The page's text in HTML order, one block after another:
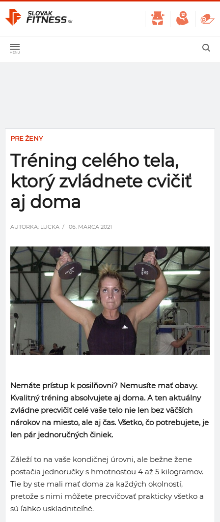
PRE ŽENY
Tréning celého tela,
ktorý zvládnete cvičiť
aj doma
AUTORKA: LUCKA / 06. MARCA 2021
Nemáte prístup k posilňovni? Nemusíte mať obavy.
Kvalitný tréning absolvujete aj doma. A ten aktuálny
zvládne precvičiť celé vaše telo nie len bez väčších
nárokov na miesto, ale aj čas. Všetko, čo potrebujete, je
len pár jednoručných činiek.
Záleží to na vaše kondičnej úrovni, ale bežne žene
postačia jednoručky s hmotnosťou 4 až 5 kilogramov.
Tie by ste mali mať doma za každých okolností,
pretože s nimi môžete precvičovať prakticky všetko a
sú ľahko uskladniteľné.